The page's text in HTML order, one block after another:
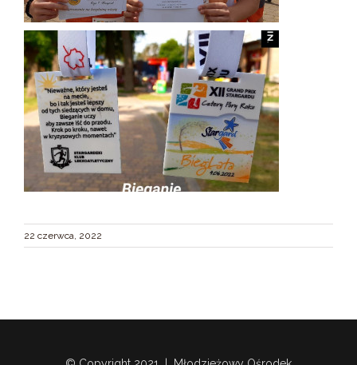
22 czerwca, 2022